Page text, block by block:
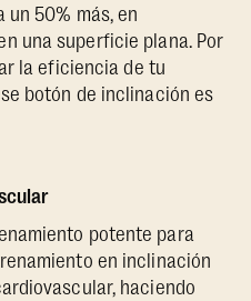
un 50% más, en
una superficie plana. Por
la eficiencia de tu
botón de inclinación es
potente para
en inclinación
haciendo